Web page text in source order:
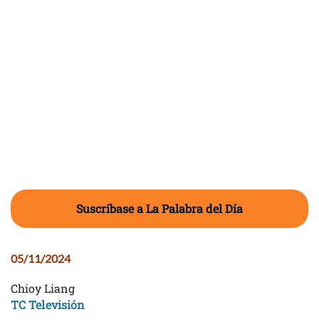
Suscríbase a La Palabra del Día
05/11/2024
Chioy Liang
TC Televisión